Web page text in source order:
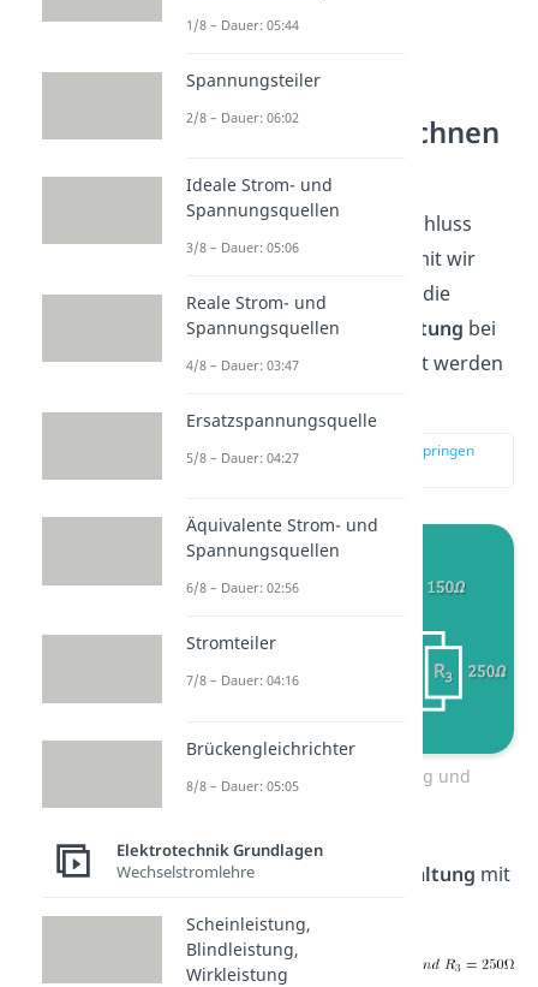
Widerstand berechnen
Schauen wir uns zum Abschluss
noch eine Aufgabe an, damit wir
sehen wie die Formeln für die
Reihen– undParallelschaltung bei
Widerständen angewendet werden
zur Stelle im Video springen
(03:44)
Beispiel Parallelschaltung und
Gegeben ist folgende Schaltung mit
1/8 – Dauer: 05:44
Spannungsteiler
2/8 – Dauer: 06:02
Ideale Strom- und
Spannungsquellen
3/8 – Dauer: 05:06
Reale Strom- und
Spannungsquellen
4/8 – Dauer: 03:47
Ersatzspannungsquelle
5/8 – Dauer: 04:27
Äquivalente Strom- und
Spannungsquellen
6/8 – Dauer: 02:56
Stromteiler
7/8 – Dauer: 04:16
Brückengleichrichter
8/8 – Dauer: 05:05
Elektrotechnik Grundlagen
Wechselstromlehre
Scheinleistung,
Blindleistung,
Wirkleistung